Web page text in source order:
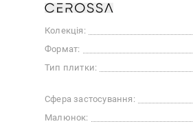
Колекція:
Формат:
Тип плитки:
Сфера застосування:
Малюнок: